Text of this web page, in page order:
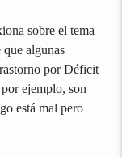
sobre el tema
algunas
por Déficit
ejemplo, son
está mal pero